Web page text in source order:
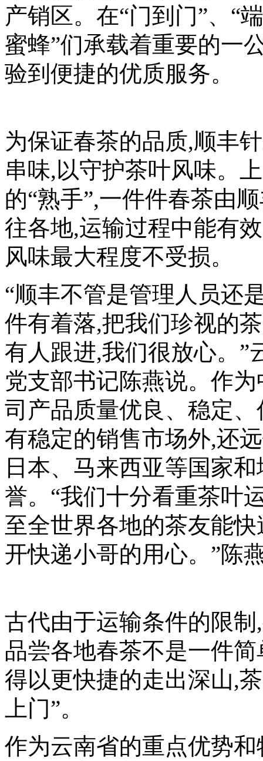
产销区。在“门到门”、“
蜜蜂”们承载着重要的一
验到便捷的优质服务。
为保证春茶的品质,顺丰
串味,以守护茶叶风味。
的“熟手”,一件件春茶由
往各地,运输过程中能有
风味最大程度不受损。
“顺丰不管是管理人员还
件有着落,把我们珍视的
有人跟进,我们很放心。”
党支部书记陈燕说。作
司产品质量优良、稳定
有稳定的销售市场外,还
日本、马来西亚等国家
誉。“我们十分看重茶叶
至全世界各地的茶友能
开快递小哥的用心。”陈
古代由于运输条件的限
品尝各地春茶不是一件
得以更快捷的走出深山,
上门”。
作为云南省的重点优势